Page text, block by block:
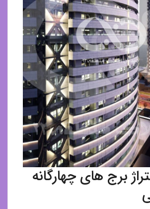
برج های چهارگانه